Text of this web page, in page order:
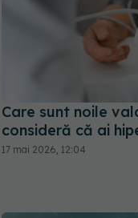
Care sunt noile
consideră că ai
17 mai 2026, 12:04